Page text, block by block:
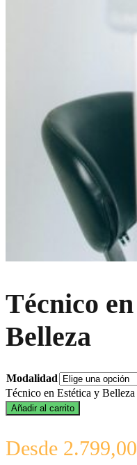
Técnico
Belleza
Modalidad
Técnico en Estética y Belleza
Añadir al carrito
Desde 2.799,00